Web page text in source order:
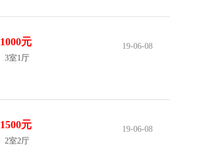
19-06-08
1000元
3室1厅
19-06-08
1500元
2室2厅